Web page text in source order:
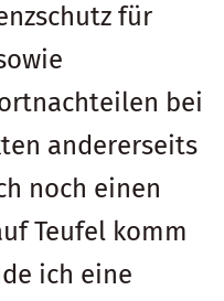
für
bei
andererseits
noch einen
Teufel komm
ich eine